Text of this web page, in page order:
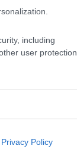
including
user protection.
Privacy Policy
και